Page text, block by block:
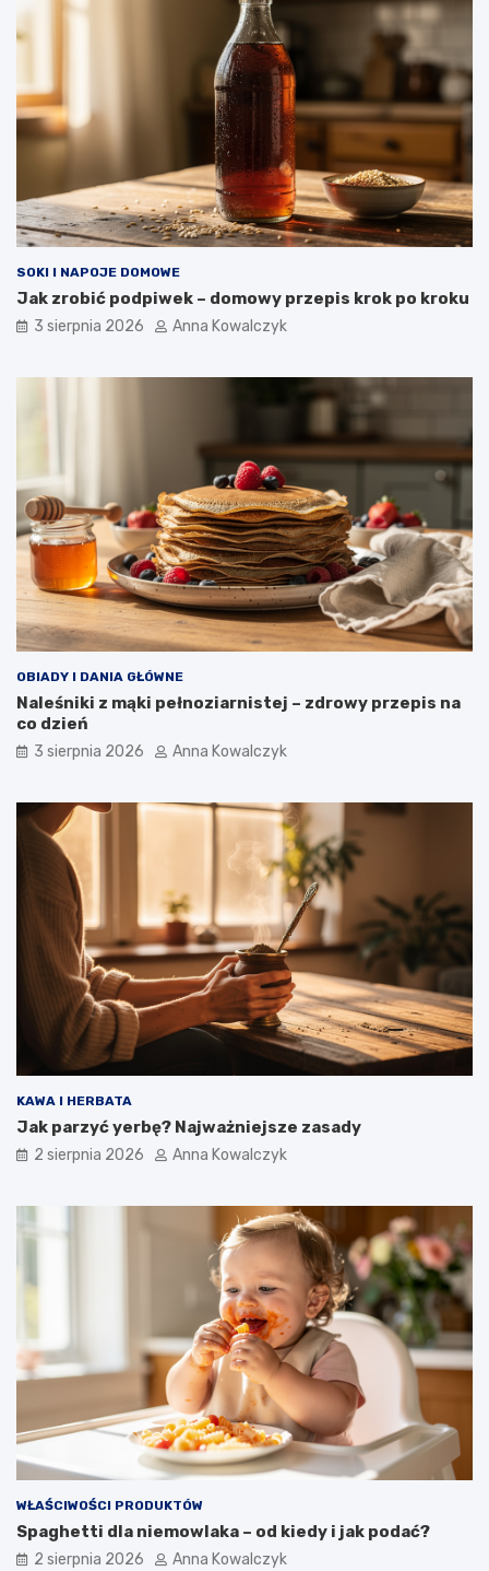
SOKI I NAPOJE DOMOWE
Jak zrobić podpiwek – domowy przepis krok po kroku
3 sierpnia 2026 Anna Kowalczyk
OBIADY I DANIA GŁÓWNE
Naleśniki z mąki pełnoziarnistej – zdrowy przepis na
co dzień
3 sierpnia 2026 Anna Kowalczyk
KAWA I HERBATA
Jak parzyć yerbę? Najważniejsze zasady
2 sierpnia 2026 Anna Kowalczyk
WŁAŚCIWOŚCI PRODUKTÓW
Spaghetti dla niemowlaka – od kiedy i jak podać?
2 sierpnia 2026 Anna Kowalczyk